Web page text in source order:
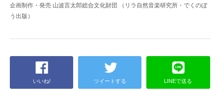
企画制作・発売 山波言太郎総合文化財団 （リラ自然音楽研究所・でくのぼ
う出版）
いいね! ツイートする LINEで送る